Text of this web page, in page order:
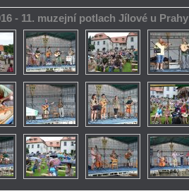
- 11. muzejní potlach Jílové u Prahy